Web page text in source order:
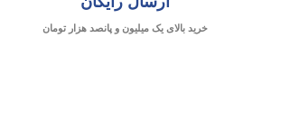
خرید بالای یک میلیون و پانصد هزار تومان